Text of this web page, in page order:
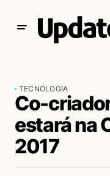
TECNOLOGIA
Co-
estará na
2017